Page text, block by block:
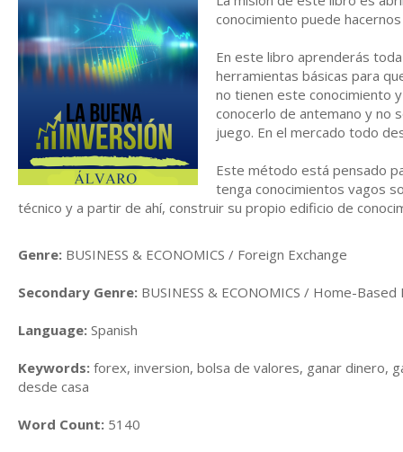
conocimiento puede
En este libro aprenderás
herramientas básicas para
no tienen este conocimiento
conocerlo de antemano y no
juego. En el mercado todo
Este método está pensado
tenga conocimientos vagos
técnico y a partir de ahí, construir su propio edificio de
Genre: BUSINESS & ECONOMICS / Foreign Exchange
Secondary Genre: BUSINESS & ECONOMICS / Home-
Language: Spanish
Keywords: forex, inversion, bolsa de valores, ganar dinero,
desde casa
Word Count: 5140